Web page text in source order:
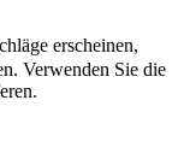
erscheinen,
Verwenden Sie die